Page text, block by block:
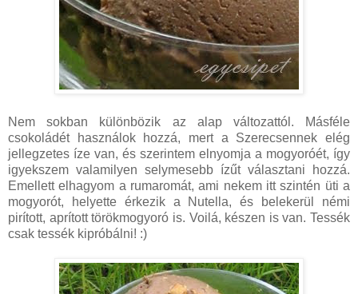
Nem sokban különbözik az alap változattól. Másféle
csokoládét használok hozzá, mert a Szerecsennek elég
jellegzetes íze van, és szerintem elnyomja a mogyoróét, így
igyekszem valamilyen selymesebb ízűt választani hozzá.
Emellett elhagyom a rumaromát, ami nekem itt szintén üti a
mogyorót, helyette érkezik a Nutella, és belekerül némi
pirított, aprított törökmogyoró is. Voilá, készen is van. Tessék
csak tessék kipróbálni! :)